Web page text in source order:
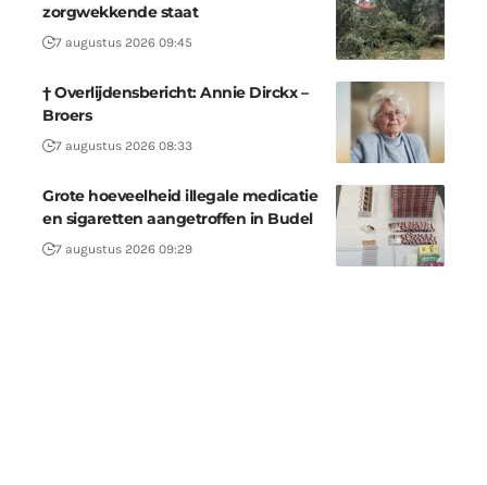
zorgwekkende staat
7 augustus 2026 09:45
† Overlijdensbericht: Annie Dirckx –
Broers
7 augustus 2026 08:33
Grote hoeveelheid illegale medicatie
en sigaretten aangetroffen in Budel
7 augustus 2026 09:29